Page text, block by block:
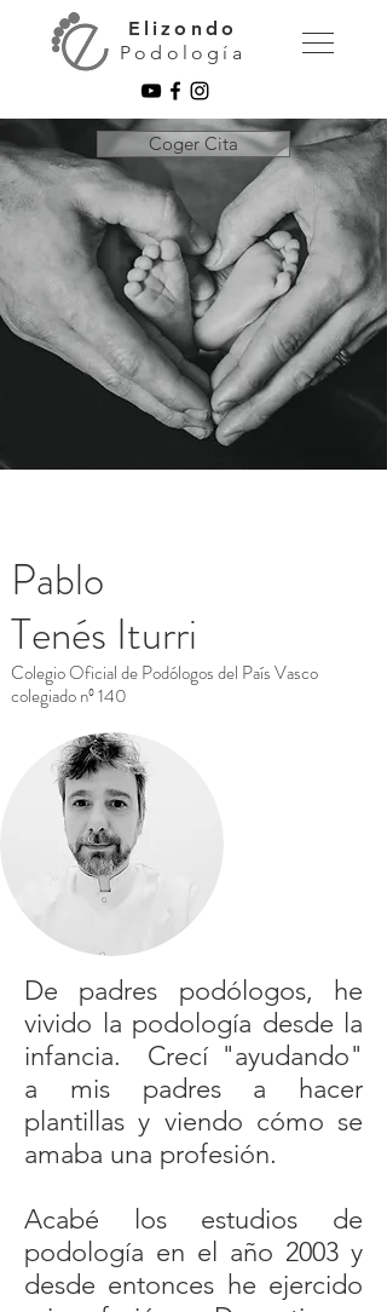
Elizondo
Podología
Coger Cita
Pablo
Tenés Iturri
Colegio Oficial de Podólogos del País Vasco
colegiado nº 140
De padres podólogos, he
vivido la podología desde la
infancia. Crecí "ayudando"
a mis padres a hacer
plantillas y viendo cómo se
amaba una profesión.
Acabé los estudios de
podología en el año 2003 y
desde entonces he ejercido